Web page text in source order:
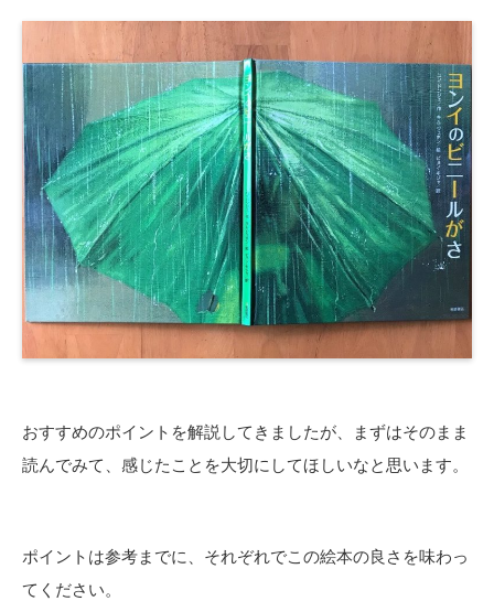
おすすめのポイントを解説してきましたが、まずはそのまま
読んでみて、感じたことを大切にしてほしいなと思います。
ポイントは参考までに、それぞれでこの絵本の良さを味わっ
てください。